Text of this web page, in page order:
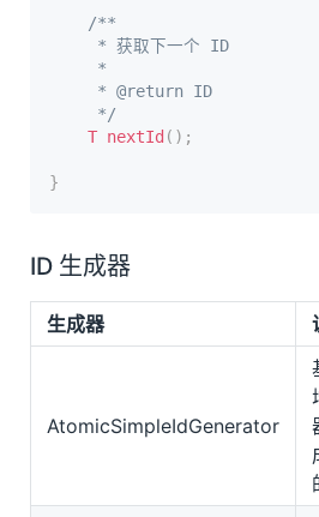
/**
	 */
T nextId ( ) ;
}
ID 生成器
生成器
AtomicSimpleIdGenerator